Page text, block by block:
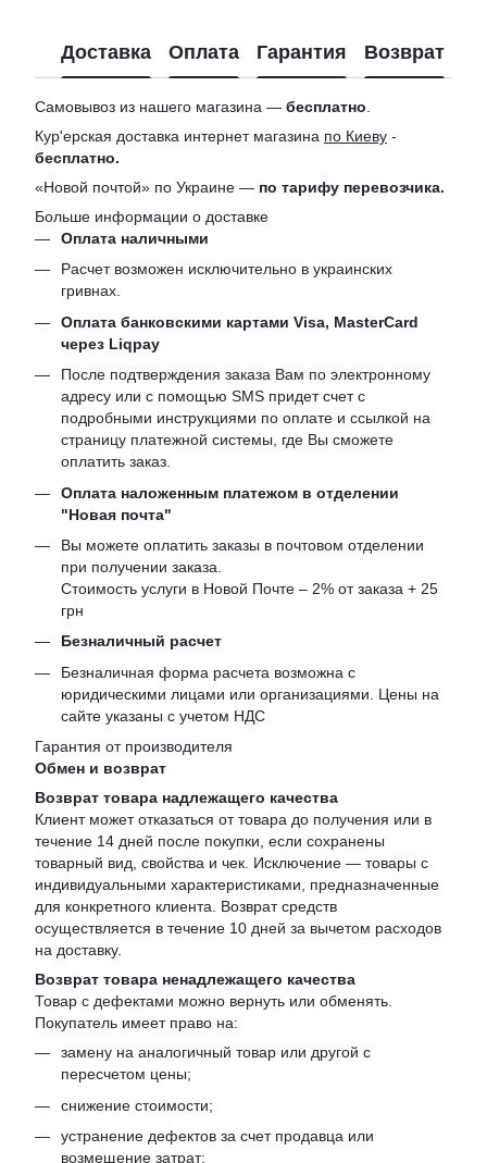
Доставка Оплата Гарантия Возврат
Самовывоз из нашего магазина — бесплатно
Кур'ерская доставка интернет магазина по Киеву -
бесплатно.
«Новой почтой» по Украине — по тарифу перевозчика.
Больше информации о доставке
Оплата наличными
Расчет возможен исключительно в украинских
гривнах.
Оплата банковскими картами Visa, MasterCard
через Liqpay
После подтверждения заказа Вам по электронному
адресу или с помощью SMS придет счет с
подробными инструкциями по оплате и ссылкой на
страницу платежной системы, где Вы сможете
оплатить заказ.
Оплата наложенным платежом в отделении
"Новая почта"
Вы можете оплатить заказы в почтовом отделении
при получении заказа.
Стоимость услуги в Новой Почте – 2% от заказа + 25
грн
Безналичный расчет
Безналичная форма расчета возможна с
юридическими лицами или организациями. Цены на
сайте указаны с учетом НДС
Гарантия от производителя
Обмен и возврат
Возврат товара надлежащего качества
Клиент может отказаться от товара до получения или в
течение 14 дней после покупки, если сохранены
товарный вид, свойства и чек. Исключение — товары с
индивидуальными характеристиками, предназначенные
для конкретного клиента. Возврат средств
осуществляется в течение 10 дней за вычетом расходов
на доставку.
Возврат товара ненадлежащего качества
Товар с дефектами можно вернуть или обменять.
Покупатель имеет право на:
замену на аналогичный товар или другой с
пересчетом цены;
снижение стоимости;
устранение дефектов за счет продавца или
возмещение затрат;